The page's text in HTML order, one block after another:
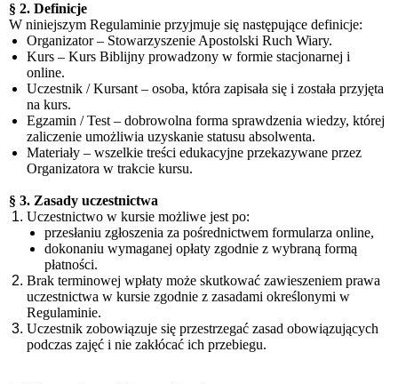
§ 2. Definicje
W niniejszym Regulaminie przyjmuje się następujące definicje:
Organizator – Stowarzyszenie Apostolski Ruch Wiary.
Kurs – Kurs Biblijny prowadzony w formie stacjonarnej i
online.
Uczestnik / Kursant – osoba, która zapisała się i została przyjęta
na kurs.
Egzamin / Test – dobrowolna forma sprawdzenia wiedzy, której
zaliczenie umożliwia uzyskanie statusu absolwenta.
Materiały – wszelkie treści edukacyjne przekazywane przez
Organizatora w trakcie kursu.
§ 3. Zasady uczestnictwa
Uczestnictwo w kursie możliwe jest po:
przesłaniu zgłoszenia za pośrednictwem formularza online,
dokonaniu wymaganej opłaty zgodnie z wybraną formą
płatności.
Brak terminowej wpłaty może skutkować zawieszeniem prawa
uczestnictwa w kursie zgodnie z zasadami określonymi w
Regulaminie.
Uczestnik zobowiązuje się przestrzegać zasad obowiązujących
podczas zajęć i nie zakłócać ich przebiegu.